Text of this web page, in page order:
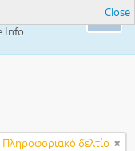
Ok
ability to
Info.
Close
Πληροφοριακό δελτίο